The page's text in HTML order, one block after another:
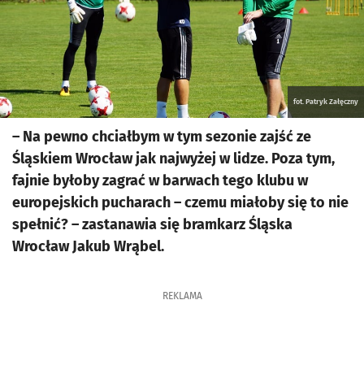
fot. Patryk Załęczny
– Na pewno chciałbym w tym sezonie zajść ze
Śląskiem Wrocław jak najwyżej w lidze. Poza tym,
fajnie byłoby zagrać w barwach tego klubu w
europejskich pucharach – czemu miałoby się to nie
spełnić? – zastanawia się bramkarz Śląska
Wrocław Jakub Wrąbel.
REKLAMA